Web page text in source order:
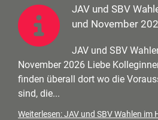
JAV und SBV
und November
JAV und SBV
November 2026 Liebe
finden überall dort wo die
sind, die...
Weiterlesen: JAV und SBV Wahlen im